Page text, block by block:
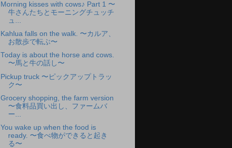
Morning kisses with cows♪ Part 1 〜
牛さんたちとモーニングチュッチ
ュ...
Kahlua falls on the walk. 〜カルア、
お散歩で転ぶ〜
Today is about the horse and cows.
〜馬と牛の話し〜
Pickup truck 〜ピックアップトラッ
ク〜
Grocery shopping, the farm version
〜食料品買い出し、ファームバ
ー...
You wake up when the food is
ready. 〜食べ物ができると起き
る〜